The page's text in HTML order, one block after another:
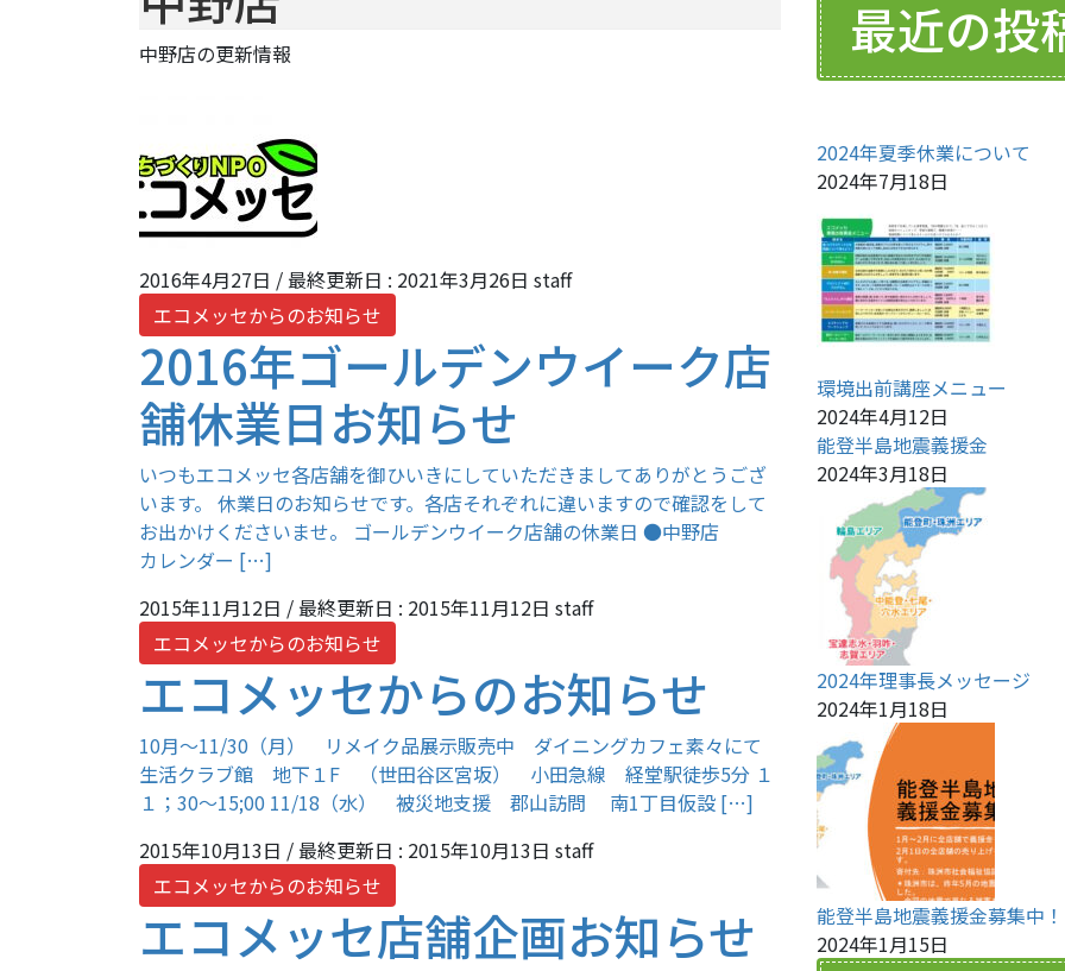
中野店の更新情報
2016年4月27日 / 最終更新日 : 2021年3月26日 staff
エコメッセからのお知らせ
2016年ゴールデンウイーク店
舗休業日お知らせ
いつもエコメッセ各店舗を御ひいきにしていただきましてありがとうござ
います。 休業日のお知らせです。各店それぞれに違いますので確認をして
お出かけくださいませ。 ゴールデンウイーク店舗の休業日 ●中野店
カレンダー […]
2015年11月12日 / 最終更新日 : 2015年11月12日 staff
エコメッセからのお知らせ
エコメッセからのお知らせ
10月～11/30（月） リメイク品展示販売中 ダイニングカフェ素々にて
生活クラブ館 地下１F （世田谷区宮坂） 小田急線 経堂駅徒歩5分 １
１；30～15;00 11/18（水） 被災地支援 郡山訪問 南1丁目仮設 […]
2015年10月13日 / 最終更新日 : 2015年10月13日 staff
エコメッセからのお知らせ
エコメッセ店舗企画お知らせ
最近の投
2024年夏季休業について
2024年7月18日
環境出前講座メニュー
2024年4月12日
能登半島地震義援金
2024年3月18日
2024年理事長メッセージ
2024年1月18日
能登半島地震義援金募集中！
2024年1月15日